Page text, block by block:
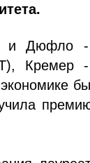
и Дюфло
Кремер